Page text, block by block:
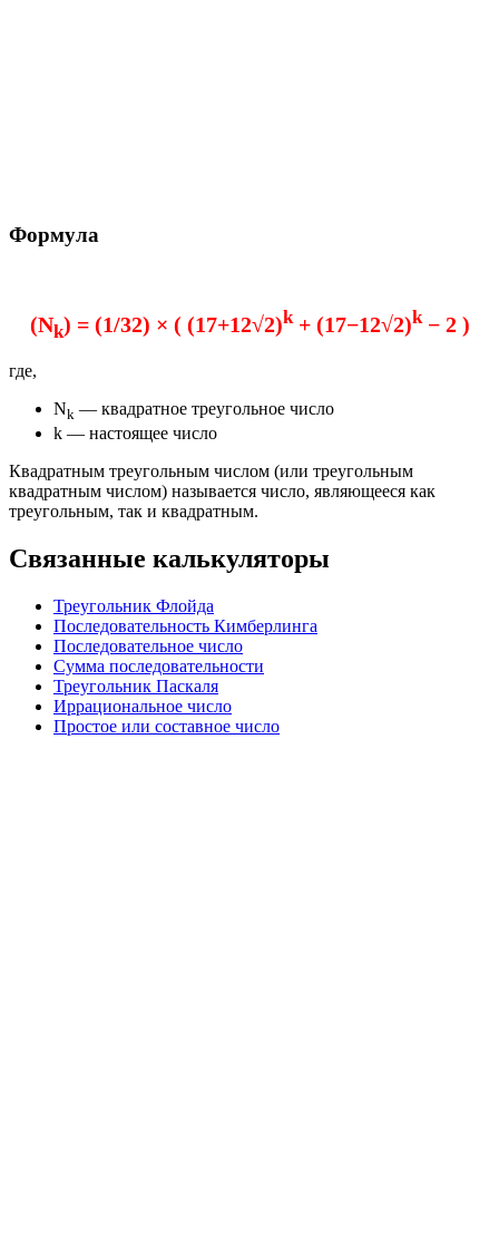
Формула
(Nk) = (1/32) × ( (17+12√2)k+ (17−12√2)k− 2 )
где,
Nk — квадратное треугольное число
k — настоящее число
Квадратным треугольным числом (или треугольным
квадратным числом) называется число, являющееся как
треугольным, так и квадратным.
Связанные калькуляторы
Треугольник Флойда
Последовательность Кимберлинга
Последовательное число
Сумма последовательности
Треугольник Паскаля
Иррациональное число
Простое или составное число